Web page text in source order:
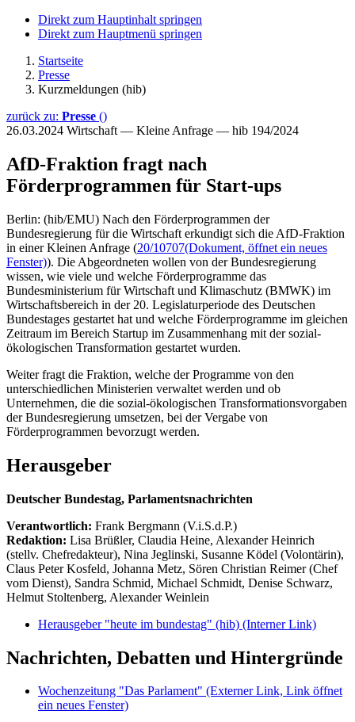
Direkt zum Hauptinhalt springen
Direkt zum Hauptmenü springen
Startseite
Presse
Kurzmeldungen (hib)
zurück zu: Presse ()
26.03.2024 Wirtschaft — Kleine Anfrage — hib 194/2024
AfD-Fraktion fragt nach
Förderprogrammen für Start-ups
Berlin: (hib/EMU) Nach den Förderprogrammen der
Bundesregierung für die Wirtschaft erkundigt sich die AfD-Fraktion
in einer Kleinen Anfrage (20/10707(Dokument, öffnet ein neues
Fenster)). Die Abgeordneten wollen von der Bundesregierung
wissen, wie viele und welche Förderprogramme das
Bundesministerium für Wirtschaft und Klimaschutz (BMWK) im
Wirtschaftsbereich in der 20. Legislaturperiode des Deutschen
Bundestages gestartet hat und welche Förderprogramme im gleichen
Zeitraum im Bereich Startup im Zusammenhang mit der sozial-
ökologischen Transformation gestartet wurden.
Weiter fragt die Fraktion, welche der Programme von den
unterschiedlichen Ministerien verwaltet werden und ob
Unternehmen, die die sozial-ökologischen Transformationsvorgaben
der Bundesregierung umsetzen, bei der Vergabe von
Förderprogrammen bevorzugt werden.
Herausgeber
Deutscher Bundestag, Parlamentsnachrichten
Verantwortlich: Frank Bergmann (V.i.S.d.P.)
Redaktion: Lisa Brüßler, Claudia Heine, Alexander Heinrich
(stellv. Chefredakteur), Nina Jeglinski, Susanne Ködel (Volontärin),
Claus Peter Kosfeld, Johanna Metz, Sören Christian Reimer (Chef
vom Dienst), Sandra Schmid, Michael Schmidt, Denise Schwarz,
Helmut Stoltenberg, Alexander Weinlein
Herausgeber "heute im bundestag" (hib) (Interner Link)
Nachrichten, Debatten und Hintergründe
Wochenzeitung "Das Parlament" (Externer Link, Link öffnet
ein neues Fenster)